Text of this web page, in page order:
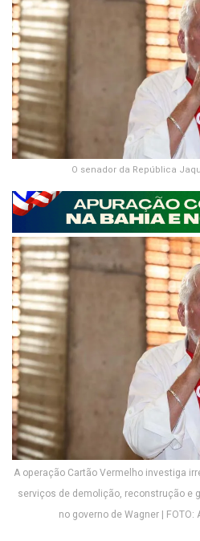
O senador da República
A operação Cartão Vermelho investiga
serviços de demolição, reconstrução e
no governo de Wagner |